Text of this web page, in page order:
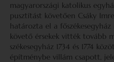
magyarországi katolikus
pusztítást követően Csáky
határozta el a
követő érsekek vitték tovább
székesegyház 1734 és 1774
építménybe villám csapott,